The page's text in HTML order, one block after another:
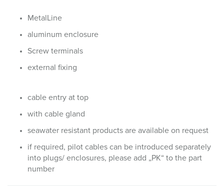
MetalLine
aluminum enclosure
Screw terminals
external fixing
cable entry at top
with cable gland
seawater resistant products are available on request
if required, pilot cables can be introduced separately
into plugs/ enclosures, please add „PK“ to the part
number